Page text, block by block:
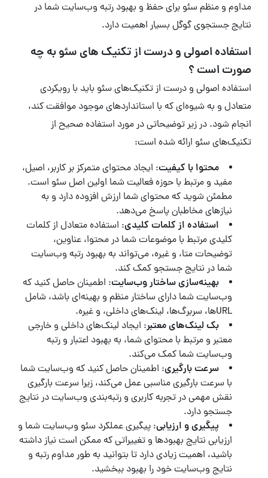
مداوم و منظم سئو برای حفظ و بهبود رتبه وب‌سایت شما در
نتایج جستجوی گوگل بسیار اهمیت دارد.
استفاده اصولی و درست از تکنیک های سئو به چه
صورت است ؟
استفاده اصولی و درست از تکنیک‌های سئو باید با رویکردی
متعادل و به شیوه‌ای که با استانداردهای موجود موافقت کند،
انجام شود. در زیر توضیحاتی در مورد استفاده صحیح از
تکنیک‌های سئو ارائه شده است:
محتوا با کیفیت: ایجاد محتوای متمرکز بر کاربر، اصیل،
مفید و مرتبط با حوزه فعالیت شما اولین اصل سئو است.
مطمئن شوید که محتوای شما ارزش افزوده دارد و به
نیازهای مخاطبان پاسخ می‌دهد.
استفاده از کلمات کلیدی: استفاده متعادل از کلمات
کلیدی مرتبط با موضوعات شما در محتوا، عناوین،
توضیحات متا، و غیره، می‌تواند به بهبود رتبه وب‌سایت
شما در نتایج جستجو کمک کند.
بهینه‌سازی ساختار وب‌سایت: اطمینان حاصل کنید که
وب‌سایت شما دارای ساختار منظم و بهینه‌ای باشد، شامل
URLها، سربرگ‌ها، لینک‌های داخلی، و غیره.
بک لینک‌های معتبر: ایجاد لینک‌های داخلی و خارجی
معتبر و مرتبط با محتوای شما، به بهبود اعتبار و رتبه
وب‌سایت شما کمک می‌کند.
سرعت بارگیری: اطمینان حاصل کنید که وب‌سایت شما
با سرعت بارگیری مناسبی عمل می‌کند، زیرا سرعت بارگیری
نقش مهمی در تجربه کاربری و رتبه‌بندی وب‌سایت در نتایج
جستجو دارد.
پیگیری و ارزیابی: پیگیری عملکرد سئو وب‌سایت شما و
ارزیابی نتایج بهبودها و تغییراتی که ممکن است نیاز داشته
باشید، اهمیت زیادی دارد تا بتوانید به طور مداوم رتبه و
نتایج وب‌سایت خود را بهبود ببخشید.